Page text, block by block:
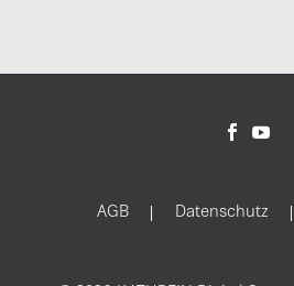
AGB Datenschutz